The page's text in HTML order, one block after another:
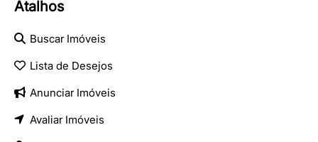
Atalhos
Buscar Imóveis
Lista de Desejos
Anunciar Imóveis
Avaliar Imóveis